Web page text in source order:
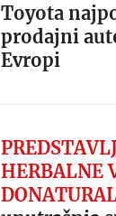
Toyota
prodajni
Evropi
HERBALNE